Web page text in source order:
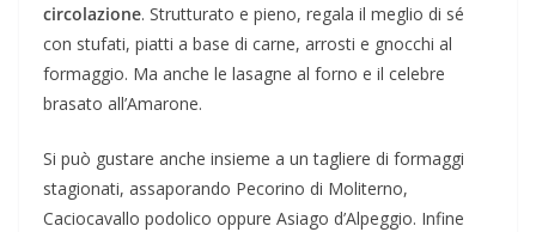
circolazione. Strutturato e pieno, regala il meglio di sé
con stufati, piatti a base di carne, arrosti e gnocchi al
formaggio. Ma anche le lasagne al forno e il celebre
brasato all’Amarone.
Si può gustare anche insieme a un tagliere di formaggi
stagionati, assaporando Pecorino di Moliterno,
Caciocavallo podolico oppure Asiago d’Alpeggio. Infine